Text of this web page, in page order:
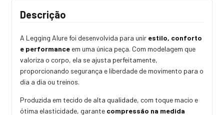
Descrição
A Legging Alure foi desenvolvida para unir estilo, conforto
e performance em uma única peça. Com modelagem que
valoriza o corpo, ela se ajusta perfeitamente,
proporcionando segurança e liberdade de movimento para o
dia a dia ou treinos.
Produzida em tecido de alta qualidade, com toque macio e
ótima elasticidade, garante compressão na medida